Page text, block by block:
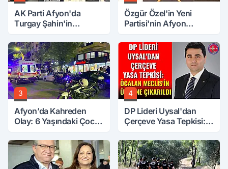
AK Parti Afyon'da
Turgay Şahin'in
Özgür Özel'in Yeni
Partisi'nin Afyon
3
Afyon’da Kahreden
Olay: 6 Yaşındaki Çocuk
4
DP Lideri Uysal'dan
Çerçeve Yasa Tepkisi:
Üzerine Çıkarıldı